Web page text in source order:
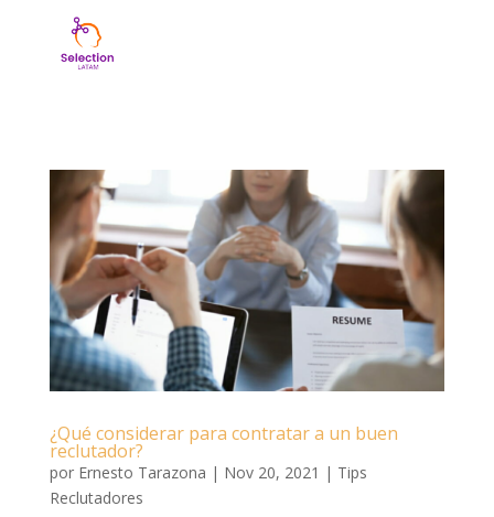
¿Qué considerar para contratar a un buen
reclutador?
por Ernesto Tarazona | Nov 20, 2021 | Tips
Reclutadores